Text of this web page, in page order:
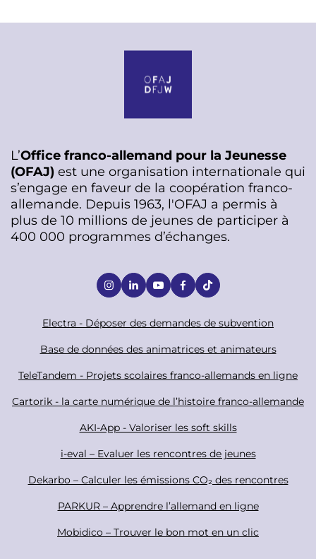
L’Office franco-allemand pour la Jeunesse
(OFAJ) est une organisation internationale qui
s’engage en faveur de la coopération franco-
allemande. Depuis 1963, l'OFAJ a permis à
plus de 10 millions de jeunes de participer à
400 000 programmes d’échanges.
ao
e
Electra - Déposer des demandes de subvention
Base de données des animatrices et animateurs
TeleTandem - Projets scolaires franco-allemands en ligne
Cartorik - la carte numérique de l’histoire franco-allemande
AKI-App - Valoriser les soft skills
i-eval – Evaluer les rencontres de jeunes
Dekarbo – Calculer les émissions CO₂ des rencontres
PARKUR – Apprendre l’allemand en ligne
Mobidico – Trouver le bon mot en un clic